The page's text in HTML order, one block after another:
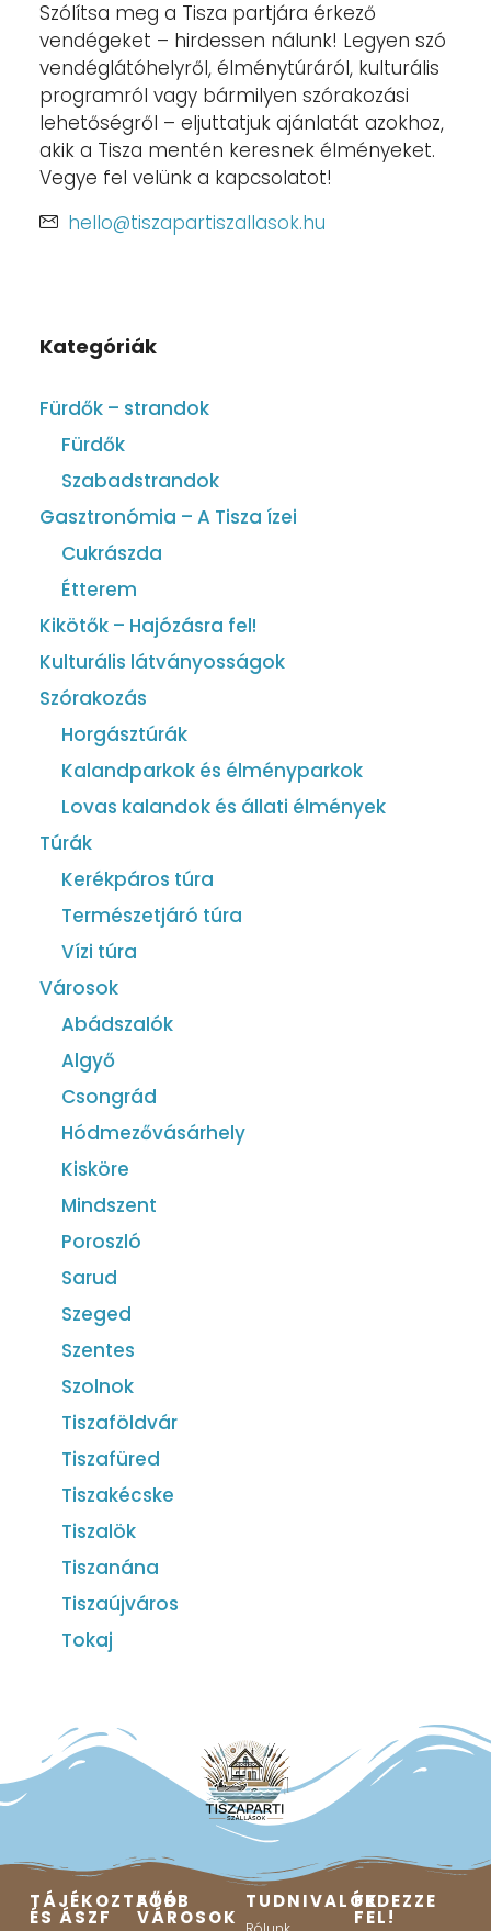
Szólítsa meg a Tisza partjára érkező
vendégeket – hirdessen nálunk! Legyen szó
vendéglátóhelyről, élménytúráról, kulturális
programról vagy bármilyen szórakozási
lehetőségről – eljuttatjuk ajánlatát azokhoz,
akik a Tisza mentén keresnek élményeket.
Vegye fel velünk a kapcsolatot!
hello@tiszapartiszallasok.hu
Kategóriák
Fürdők – strandok
Fürdők
Szabadstrandok
Gasztronómia – A Tisza ízei
Cukrászda
Étterem
Kikötők – Hajózásra fel!
Kulturális látványosságok
Szórakozás
Horgásztúrák
Kalandparkok és élményparkok
Lovas kalandok és állati élmények
Túrák
Kerékpáros túra
Természetjáró túra
Vízi túra
Városok
Abádszalók
Algyő
Csongrád
Hódmezővásárhely
Kisköre
Mindszent
Poroszló
Sarud
Szeged
Szentes
Szolnok
Tiszaföldvár
Tiszafüred
Tiszakécske
Tiszalök
Tiszanána
Tiszaújváros
Tokaj
TÁJÉKOZTATÓ
ÉS ÁSZF
FŐBB
VÁROSOK
TUDNIVALÓKFEDEZZE
FEL!